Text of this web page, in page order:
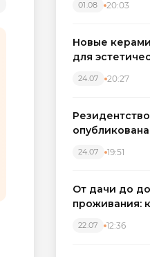
01.08 20:03
Новые
для
24.07 20:27
налоговых
24.07 19:51
От дачи до
проживания:
Западном
22.07 12:36